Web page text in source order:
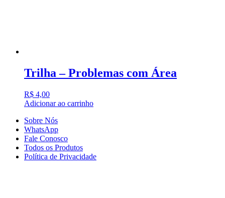
Trilha – Problemas com Área
R$ 4,00
Adicionar ao carrinho
Sobre Nós
WhatsApp
Fale Conosco
Todos os Produtos
Política de Privacidade